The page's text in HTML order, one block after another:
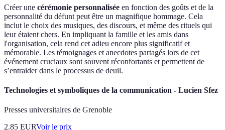
Créer une cérémonie personnalisée en fonction des goûts et de la
personnalité du défunt peut être un magnifique hommage. Cela
inclut le choix des musiques, des discours, et même des rituels qui
leur étaient chers. En impliquant la famille et les amis dans
l'organisation, cela rend cet adieu encore plus significatif et
mémorable. Les témoignages et anecdotes partagés lors de cet
événement cruciaux sont souvent réconfortants et permettent de
s’entraider dans le processus de deuil.
Technologies et symboliques de la communication - Lucien Sfez
Presses universitaires de Grenoble
2.85 EURVoir le prix